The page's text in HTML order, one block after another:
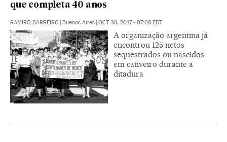
que completa 40 anos
RAMIRO BARREIRO | Buenos Aires | OCT 30, 2017 - 07:08 EDT
A organização argentina já
encontrou 125 netos
sequestrados ou nascidos
em cativeiro durante a
ditadura